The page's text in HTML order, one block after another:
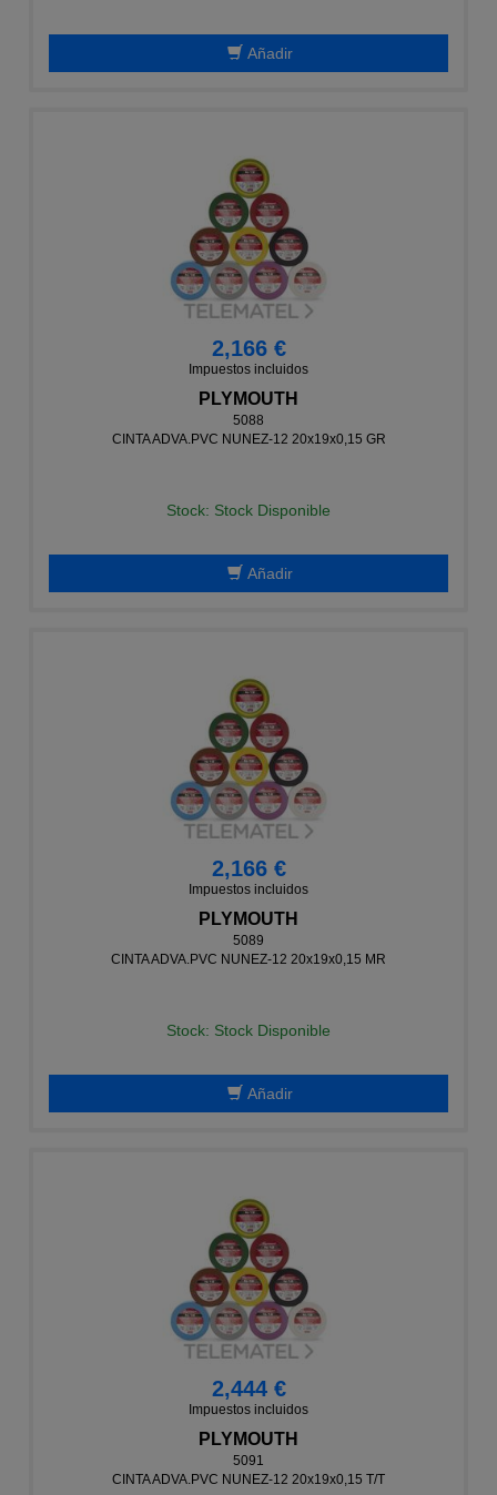
Añadir
2,166 €
Impuestos incluidos
PLYMOUTH
5088
CINTA ADVA.PVC NUNEZ-12 20x19x0,15 GR
Stock: Stock Disponible
Añadir
2,166 €
Impuestos incluidos
PLYMOUTH
5089
CINTA ADVA.PVC NUNEZ-12 20x19x0,15 MR
Stock: Stock Disponible
Añadir
2,444 €
Impuestos incluidos
PLYMOUTH
5091
CINTA ADVA.PVC NUNEZ-12 20x19x0,15 T/T